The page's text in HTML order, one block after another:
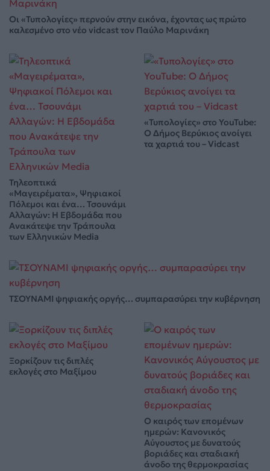
Οι «Τυπολογίες» περνούν στην εικόνα, έχοντας ως πρώτο
καλεσμένο στο νέο vidcast τον Παύλο Μαρινάκη
Τηλεοπτικά
«Μαγειρέματα», Ψηφιακοί
Πόλεμοι και ένα… Τσουνάμι
Αλλαγών: Η Εβδομάδα που
Ανακάτεψε την Τράπουλα
των Ελληνικών Media
«Τυπολογίες» στο YouTube:
Ο Δήμος Βερύκιος ανοίγει
τα χαρτιά του – Vidcast
ΤΣΟΥΝΑΜΙ ψηφιακής οργής… συμπαρασύρει την κυβέρνηση
Ξορκίζουν τις διπλές
εκλογές στο Μαξίμου
Ο καιρός των επομένων
ημερών: Κανονικός
Αύγουστος με δυνατούς
βοριάδες και σταδιακή
άνοδο της θερμοκρασίας